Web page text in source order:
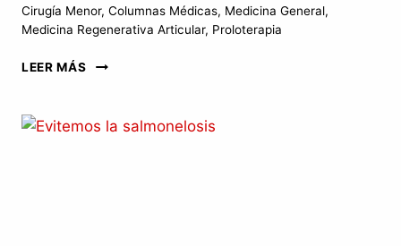
Cirugía Menor, Columnas Médicas, Medicina General,
Medicina Regenerativa Articular, Proloterapia
LEER MÁS
INFECCIONES